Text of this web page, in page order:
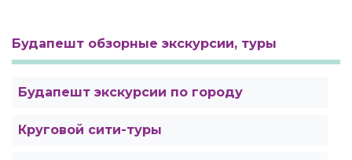
Будапешт обзорные экскурсии, туры
Будапешт экскурсии по городу
Круговой сити-туры